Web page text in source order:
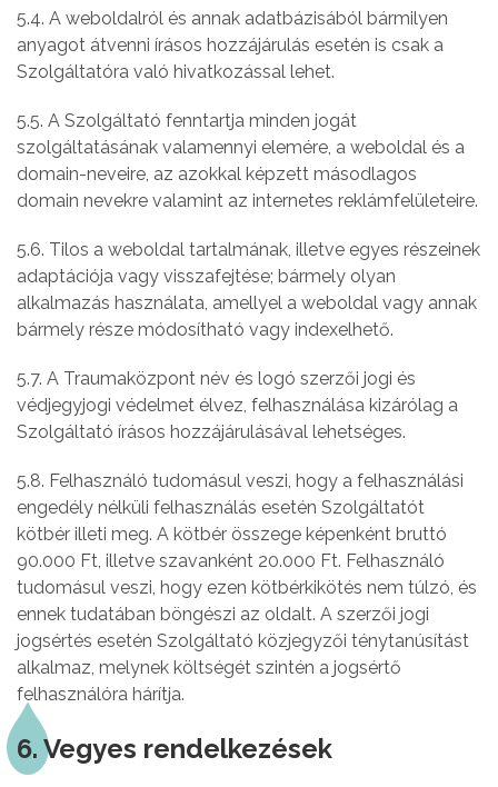
5.4. A weboldalról és annak adatbázisából bármilyen
anyagot átvenni írásos hozzájárulás esetén is csak a
Szolgáltatóra való hivatkozással lehet.
5.5. A Szolgáltató fenntartja minden jogát
szolgáltatásának valamennyi elemére, a weboldal és a
domain-neveire, az azokkal képzett másodlagos
domain nevekre valamint az internetes reklámfelületeire.
5.6. Tilos a weboldal tartalmának, illetve egyes részeinek
adaptációja vagy visszafejtése; bármely olyan
alkalmazás használata, amellyel a weboldal vagy annak
bármely része módosítható vagy indexelhető.
5.7. A Traumaközpont név és logó szerzői jogi és
védjegyjogi védelmet élvez, felhasználása kizárólag a
Szolgáltató írásos hozzájárulásával lehetséges.
5.8. Felhasználó tudomásul veszi, hogy a felhasználási
engedély nélküli felhasználás esetén Szolgáltatót
kötbér illeti meg. A kötbér összege képenként bruttó
90.000 Ft, illetve szavanként 20.000 Ft. Felhasználó
tudomásul veszi, hogy ezen kötbérkikötés nem túlzó, és
ennek tudatában böngészi az oldalt. A szerzői jogi
jogsértés esetén Szolgáltató közjegyzői ténytanúsítást
alkalmaz, melynek költségét szintén a jogsértő
felhasználóra hárítja.
6. Vegyes rendelkezések